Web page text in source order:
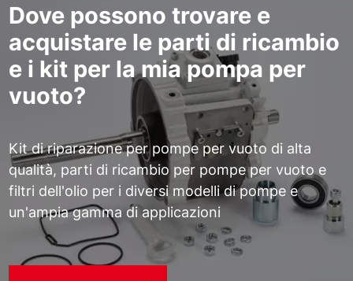
Dove possono trovare e
acquistare le parti di ricambio
e i kit per la mia pompa per
vuoto?
Kit di riparazione per pompe per vuoto di alta
qualità, parti di ricambio per pompe per vuoto e
filtri dell'olio per i diversi modelli di pompe e
un'ampia gamma di applicazioni